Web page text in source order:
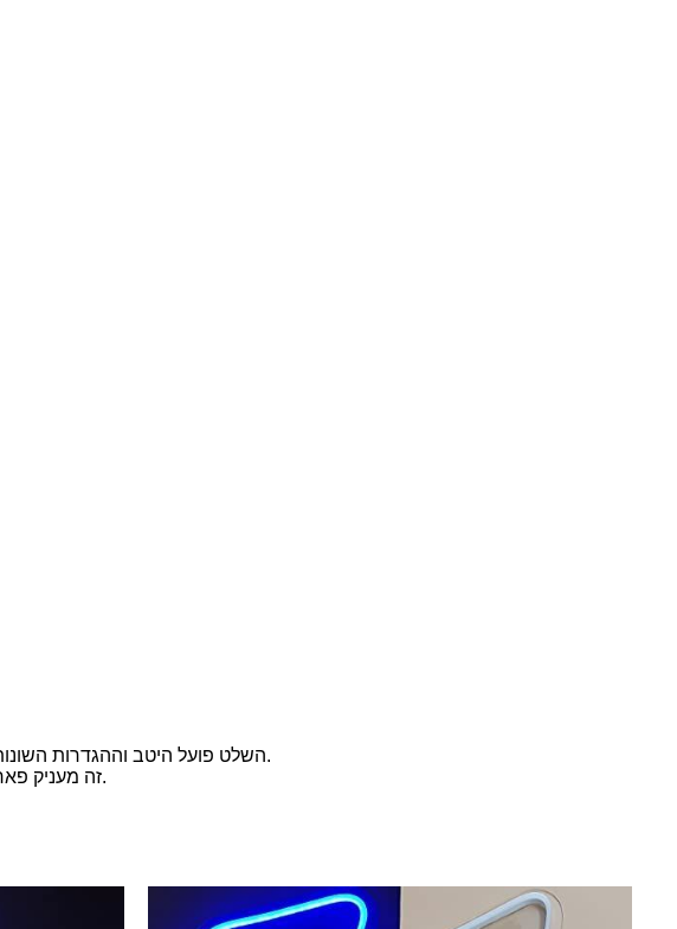
השלט פועל היטב וההגדרות השונות מהנות מאוד.
זה מעניק פאר מסוים לחדר.